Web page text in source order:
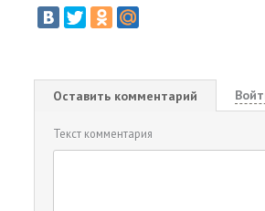
Оставить комментарий
Текст комментария